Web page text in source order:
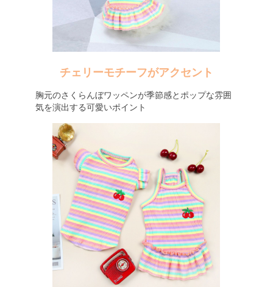
チェリーモチーフがアクセント
胸元のさくらんぼワッペンが季節感とポップな雰囲
気を演出する可愛いポイント